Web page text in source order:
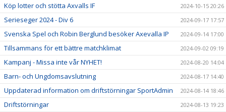
Köp lotter och stötta Axvalls IF 2024-10-15 20:26
Serieseger 2024 - Div 6 2024-09-17 17:57
Svenska Spel och Robin Berglund besöker Axevalla IP 2024-09-14 17:00
Tillsammans för ett bättre matchklimat 2024-09-02 09:19
Kampanj - Missa inte vår NYHET! 2024-08-20 14:04
Barn- och Ungdomsavslutning 2024-08-17 14:40
Uppdaterad information om driftstörningar SportAdmin 2024-08-14 18:46
Driftstörningar 2024-08-13 19:23